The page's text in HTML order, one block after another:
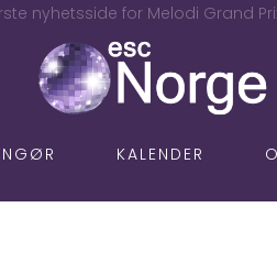
nyhetsside for Melodi Grand
KALENDER